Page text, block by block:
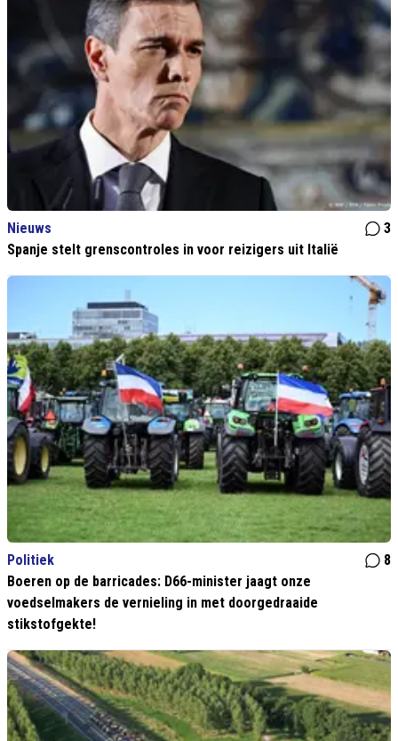
Nieuws
3
Spanje stelt grenscontroles in voor reizigers uit Italië
Politiek
8
Boeren op de barricades: D66-minister jaagt onze
voedselmakers de vernieling in met doorgedraaide
stikstofgekte!